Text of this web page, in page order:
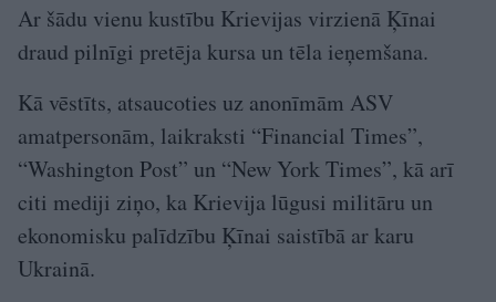
Ar šādu vienu kustību Krievijas virzienā Ķīnai
draud pilnīgi pretēja kursa un tēla ieņemšana.
Kā vēstīts, atsaucoties uz anonīmām ASV
amatpersonām, laikraksti “Financial Times”,
“Washington Post” un “New York Times”, kā arī
citi mediji ziņo, ka Krievija lūgusi militāru un
ekonomisku palīdzību Ķīnai saistībā ar karu
Ukrainā.